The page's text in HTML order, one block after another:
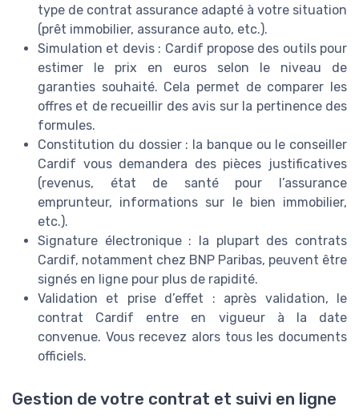
type de contrat assurance adapté à votre situation
(prêt immobilier, assurance auto, etc.).
Simulation et devis : Cardif propose des outils pour
estimer le prix en euros selon le niveau de
garanties souhaité. Cela permet de comparer les
offres et de recueillir des avis sur la pertinence des
formules.
Constitution du dossier : la banque ou le conseiller
Cardif vous demandera des pièces justificatives
(revenus, état de santé pour l’assurance
emprunteur, informations sur le bien immobilier,
etc.).
Signature électronique : la plupart des contrats
Cardif, notamment chez BNP Paribas, peuvent être
signés en ligne pour plus de rapidité.
Validation et prise d’effet : après validation, le
contrat Cardif entre en vigueur à la date
convenue. Vous recevez alors tous les documents
officiels.
Gestion de votre contrat et suivi en ligne